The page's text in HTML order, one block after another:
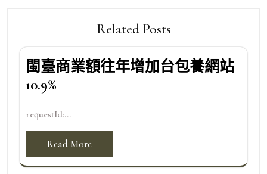
Related Posts
閩臺商業額往年增加台包養網站
10.9%
requestId:...
Read More